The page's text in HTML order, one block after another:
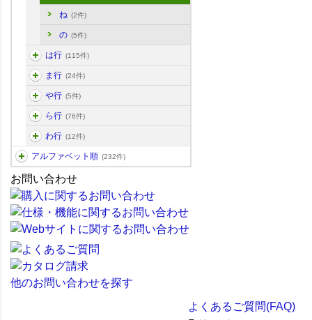
ね (2件)
の (5件)
は行 (115件)
ま行 (24件)
や行 (5件)
ら行 (76件)
わ行 (12件)
アルファベット順 (232件)
お問い合わせ
他のお問い合わせを探す
よくあるご質問(FAQ)